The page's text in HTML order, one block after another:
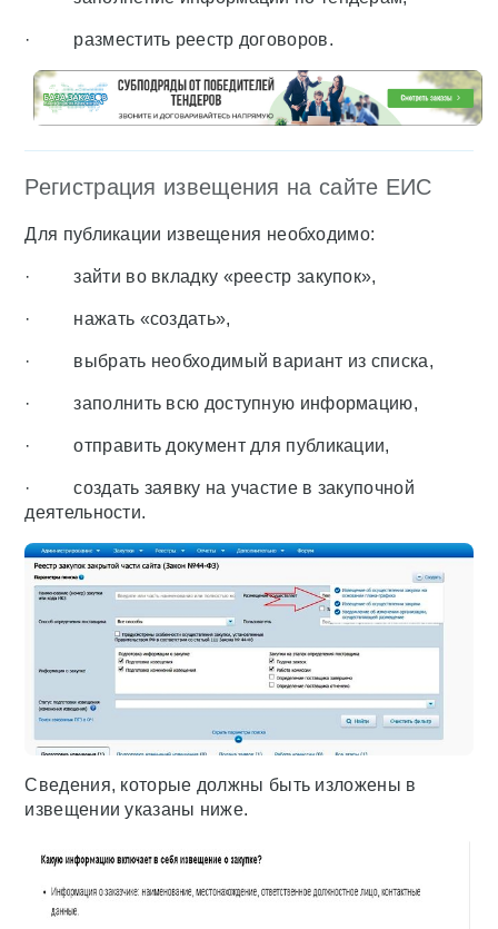
· разместить реестр договоров.
Регистрация извещения на сайте ЕИС
Для публикации извещения необходимо:
· зайти во вкладку «реестр закупок»,
· нажать «создать»,
· выбрать необходимый вариант из списка,
· заполнить всю доступную информацию,
· отправить документ для публикации,
· создать заявку на участие в закупочной
деятельности.
Сведения, которые должны быть изложены в
извещении указаны ниже.